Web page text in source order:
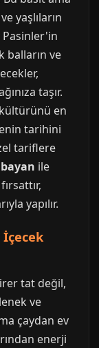
yaşlıların
balların ve
taşır.
en
tarihini
tariflere
ile
yapılır.
İçecek
tat değil,
ve
çaydan ev
enerji